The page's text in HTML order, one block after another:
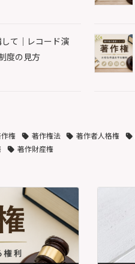
して｜レコード演
度の見方
権 著作権法 著作者人格権
著作財産権